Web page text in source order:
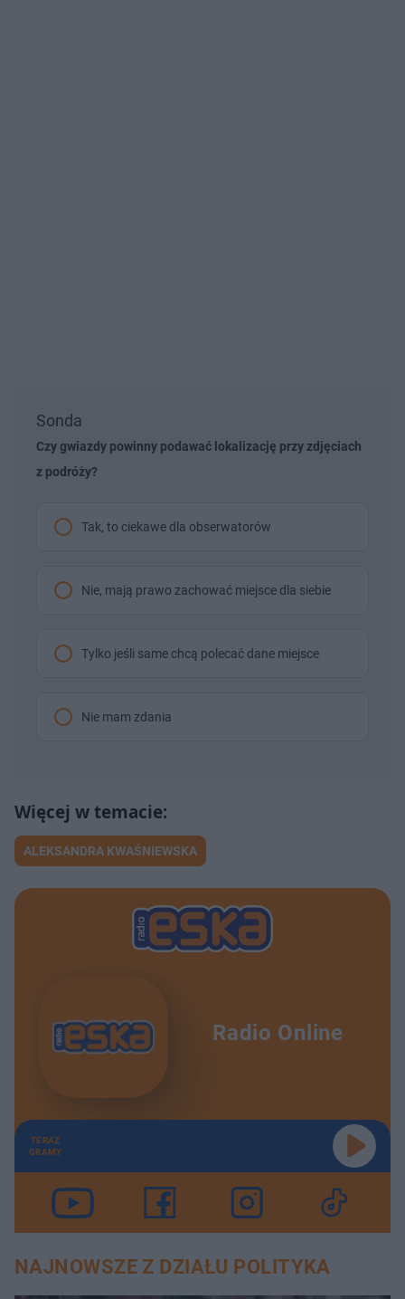
Sonda
Czy gwiazdy powinny podawać lokalizację przy zdjęciach
z podróży?
Tak, to ciekawe dla obserwatorów
Nie, mają prawo zachować miejsce dla siebie
Tylko jeśli same chcą polecać dane miejsce
Nie mam zdania
ALEKSANDRA KWAŚNIEWSKA
Radio Online
TERAZ
GRAMY
NAJNOWSZE Z DZIAŁU POLITYKA